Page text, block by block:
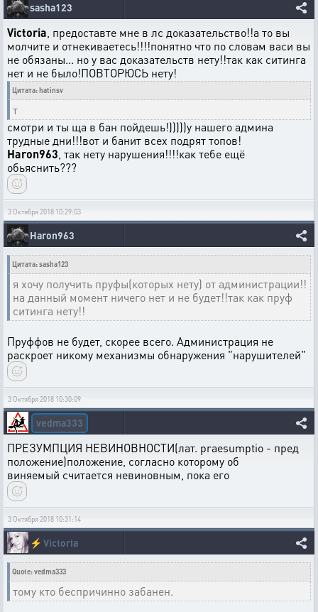
sasha123
Victoria , предоставте мне в лс доказательство!!а то вы
молчите и отнекиваетесь!!!!понятно что по словам васи вы
не обязаны... но у вас доказательств нету!!так как ситинга
нет и не было!ПОВТОРЮСЬ нету!
Цитата: hatinsv
т
смотри и ты ща в бан пойдешь!)))))у нашего админа
трудные дни!!!вот и банит всех подрят топов!
Haron963 , так нету нарушения!!!!как тебе ещё
обьяснить???
3 Октября 2018 10:29:03
Haron963
Цитата: sasha123
я хочу получить пруфы(которых нету) от администрации!!
на данный момент ничего нет и не будет!!так как пруф
ситинга нету!!
Пруффов не будет, скорее всего. Администрация не
раскроет никому механизмы обнаружения "нарушителей"
3 Октября 2018 10:30:09
vedma333
ПРЕЗУМПЦИЯ НЕВИНОВНОСТИ(лат. praesumptio - пред
положение)положение, согласно которому об
виняемый считается невиновным, пока его
3 Октября 2018 10:31:14
⚡ Victoria
Quote: vedma333
тому кто беспричинно забанен.